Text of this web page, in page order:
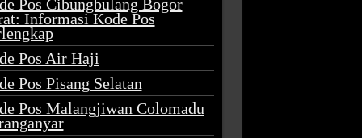
Pos Cibungbulang Bogor
Informasi Kode Pos
Pos Air Haji
Pos Pisang Selatan
Pos Malangjiwan Colomadu